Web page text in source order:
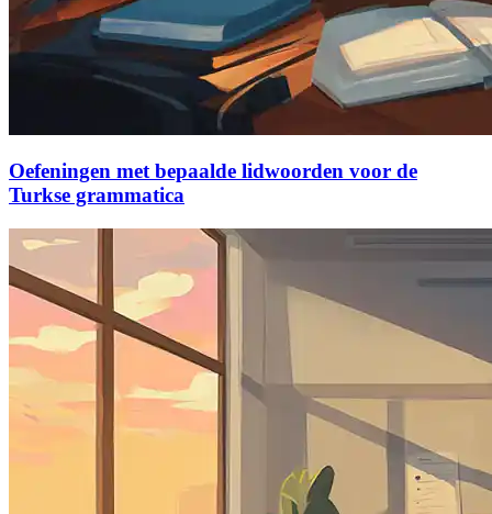
Oefeningen met bepaalde lidwoorden voor de
Turkse grammatica